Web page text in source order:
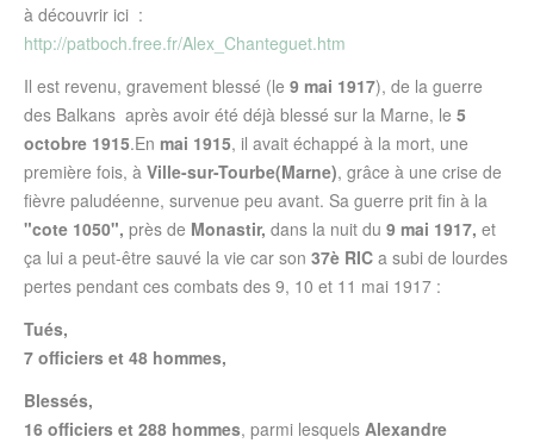
à découvrir ici :
http://patboch.free.fr/Alex_Chanteguet.htm
Il est revenu, gravement blessé (le 9 mai 1917), de la guerre
des Balkans après avoir été déjà blessé sur la Marne, le 5
octobre 1915.En mai 1915, il avait échappé à la mort, une
première fois, à Ville-sur-Tourbe(Marne), grâce à une crise de
fièvre paludéenne, survenue peu avant. Sa guerre prit fin à la
"cote 1050", près de Monastir, dans la nuit du 9 mai 1917, et
ça lui a peut-être sauvé la vie car son 37è RIC a subi de lourdes
pertes pendant ces combats des 9, 10 et 11 mai 1917 :
Tués,
7 officiers et 48 hommes,
Blessés,
16 officiers et 288 hommes, parmi lesquels Alexandre